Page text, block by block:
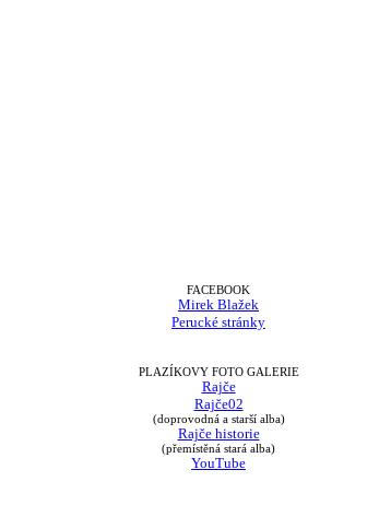
FACEBOOK
Mirek Blažek
Perucké stránky
PLAZÍKOVY FOTO GALERIE
Rajče
Rajče02
(doprovodná a starší alba)
Rajče historie
(přemístěná stará alba)
YouTube